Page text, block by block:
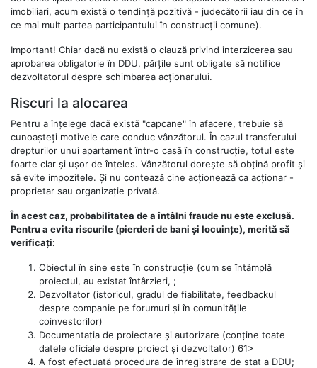
imobiliari, acum există o tendință pozitivă - judecătorii iau din ce în
ce mai mult partea participantului în construcții comune).
Important! Chiar dacă nu există o clauză privind interzicerea sau
aprobarea obligatorie în DDU, părțile sunt obligate să notifice
dezvoltatorul despre schimbarea acționarului.
Riscuri la alocarea
Pentru a înțelege dacă există "capcane" în afacere, trebuie să
cunoașteți motivele care conduc vânzătorul. În cazul transferului
drepturilor unui apartament într-o casă în construcție, totul este
foarte clar și ușor de înțeles. Vânzătorul dorește să obțină profit și
să evite impozitele. Și nu contează cine acționează ca acționar -
proprietar sau organizație privată.
În acest caz, probabilitatea de a întâlni fraude nu este exclusă.
Pentru a evita riscurile (pierderi de bani și locuințe), merită să
verificați:
Obiectul în sine este în construcție (cum se întâmplă
proiectul, au existat întârzieri, ;
Dezvoltator (istoricul, gradul de fiabilitate, feedbackul
despre companie pe forumuri și în comunitățile
coinvestorilor)
Documentația de proiectare și autorizare (conține toate
datele oficiale despre proiect și dezvoltator) 61>
A fost efectuată procedura de înregistrare de stat a DDU;